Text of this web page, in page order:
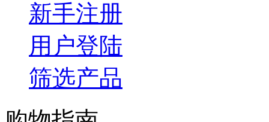
新手注册
用户登陆
筛选产品